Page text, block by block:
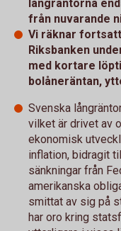
långräntorna
från nuvarande
Vi räknar
Riksbanken
med kortare
bolåneräntan,
Svenska
vilket är drivet av
ekonomisk
inflation, bidragit
sänkningar från
amerikanska
smittat av sig på
har oro kring